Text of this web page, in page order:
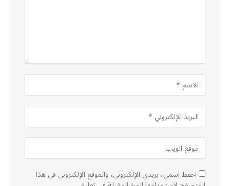
احفظ اسمي، بريدي الإلكتروني، والموقع الإلكتروني في هذا